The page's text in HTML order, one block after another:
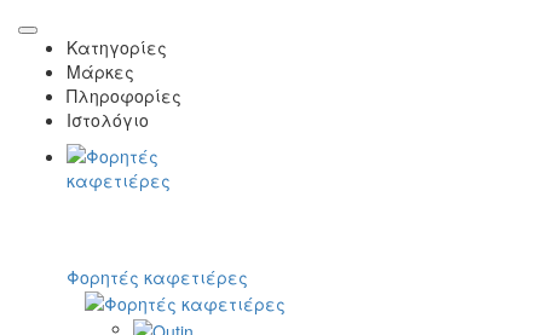
Κατηγορίες
Μάρκες
Πληροφορίες
Ιστολόγιο
Φορητές καφετιέρες